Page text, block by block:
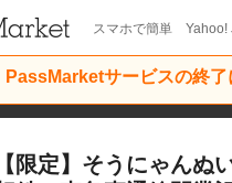
スマホで簡単 Yahoo!
PassMarketサービスの終了
限定】そうにゃんぬ